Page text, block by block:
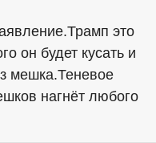
это
он будет кусать и
мешка.Теневое
нагнёт любого